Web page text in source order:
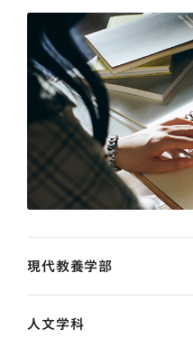
現代教養学部
人文学科